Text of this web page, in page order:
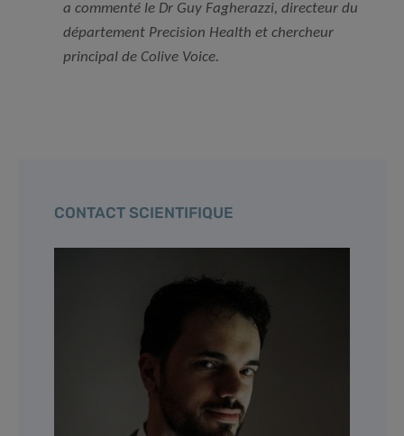
a commenté le Dr Guy Fagherazzi, directeur du
département Precision Health et chercheur
principal de Colive Voice.
CONTACT SCIENTIFIQUE